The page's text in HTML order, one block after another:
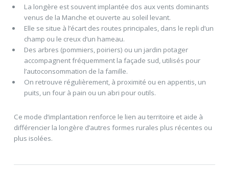
La longère est souvent implantée dos aux vents dominants
venus de la Manche et ouverte au soleil levant.
Elle se situe à l’écart des routes principales, dans le repli d’un
champ ou le creux d’un hameau.
Des arbres (pommiers, poiriers) ou un jardin potager
accompagnent fréquemment la façade sud, utilisés pour
l’autoconsommation de la famille.
On retrouve régulièrement, à proximité ou en appentis, un
puits, un four à pain ou un abri pour outils.
Ce mode d’implantation renforce le lien au territoire et aide à
différencier la longère d’autres formes rurales plus récentes ou
plus isolées.